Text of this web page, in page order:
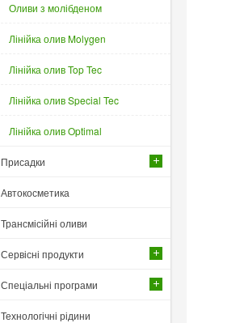
Оливи з молібденом
Лінійка олив Molygen
Лінійка олив Top Tec
Лінійка олив Special Tec
Лінійка олив Optimal
Присадки
Автокосметика
Трансмісійні оливи
Сервісні продукти
Спеціальні програми
Технологічні рідини